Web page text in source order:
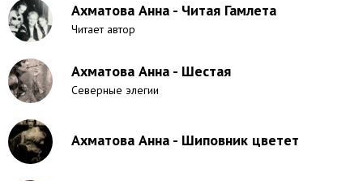
Ахматова Анна - Читая Гамлета
Читает автор
Ахматова Анна - Шестая
Северные элегии
Ахматова Анна - Шиповник цветет